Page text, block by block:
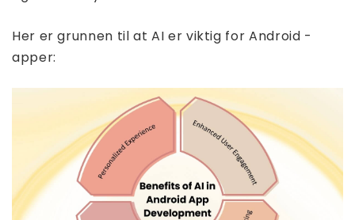
Her er grunnen til at AI er viktig for Android -
apper: